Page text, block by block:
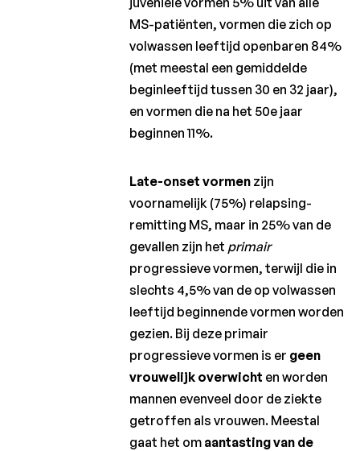
MS-patiënten, vormen die zich op
volwassen leeftijd openbaren 84%
(met meestal een gemiddelde
beginleeftijd tussen 30 en 32 jaar),
en vormen die na het 50e jaar
beginnen 11%.
Late-onset vormen zijn
voornamelijk (75%) relapsing-
remitting MS, maar in 25% van de
gevallen zijn het primair
progressieve vormen, terwijl die in
slechts 4,5% van de op volwassen
leeftijd beginnende vormen worden
gezien. Bij deze primair
progressieve vormen is er geen
vrouwelijk overwicht en worden
mannen evenveel door de ziekte
getroffen als vrouwen. Meestal
gaat het om aantasting van de